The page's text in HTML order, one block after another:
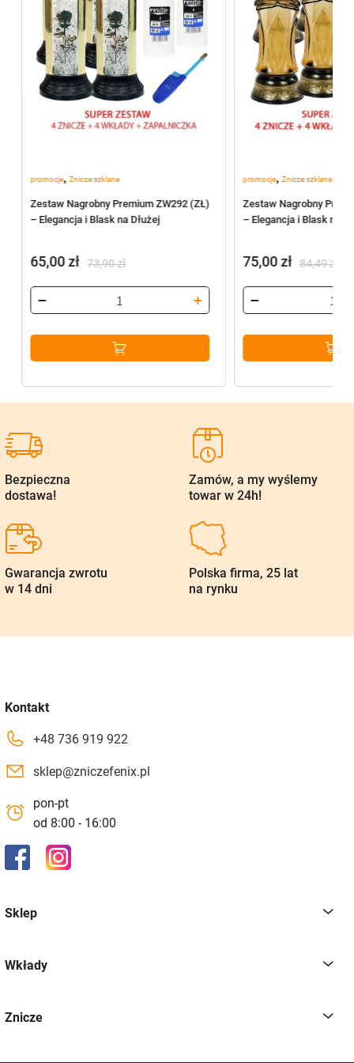
promocje, Znicze szklane
Zestaw Nagrobny Premium ZW292 (ZŁ)
– Elegancja i Blask na Dłużej
73,90zł
cena
wynosiła:
73,90 zł.
65,00zł
cena
wynosi:
65,00 zł.
promocje,Znicze szklane
Zestaw Nagrobny
– Elegancja i Blask na
84,49zł
cena
wynosiła:
84,49 zł.
75,00zł
cena
wynosi:
75,00 zł.
Bezpieczna
dostawa!
Zamów, a my wyślemy
towar w 24h!
Gwarancja zwrotu
w 14 dni
Polska firma, 25 lat
na rynku
Kontakt
+48 736 919 922
sklep@zniczefenix.pl
pon-pt
od 8:00 - 16:00
Sklep
Wkłady
Znicze